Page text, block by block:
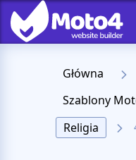
Główna
Szablony
Religia